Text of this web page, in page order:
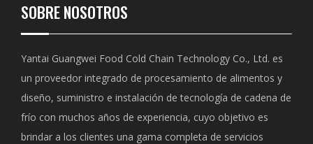
SOBRE NOSOTROS
Yantai Guangwei Food Cold Chain Technology Co., Ltd. es
un proveedor integrado de procesamiento de alimentos y
diseño, suministro e instalación de tecnología de cadena de
frío con muchos años de experiencia, cuyo objetivo es
brindar a los clientes una gama completa de servicios